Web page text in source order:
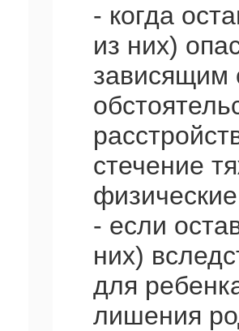
- когда
из них)
зависящим
стечение
- если
них)
для
лишения